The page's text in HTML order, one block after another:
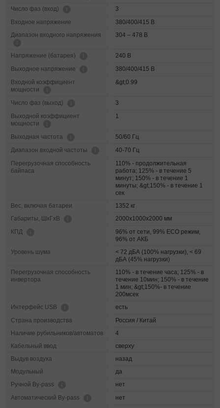
Число фаз (вход)
3
Входное напряжение
380/400/415 В
Диапазон входного напряжения
304 – 478 В
Напряжение (батарея)
240 В
Выходное напряжение
380/400/415 В
Входной коэффициент
мощности
&gt;0.99
Число фаз (выход)
3
Выходной коэффициент
мощности
1
Выходная частота
50/60 Гц
Диапазон входной частоты
40-70 Гц
Перегрузочная способность
байпаса
110% - продолжительная
работа; 125% - в течение 5
минут; 150% - в течение 1
минуты; &gt;150% - в течение 1
сек
Вес, включая батареи
1352 кг
Габариты, ШхГхВ
2000х1000х2000 мм
КПД
96% от сети, 99% ECO режим,
96% от АКБ
Уровень шума
< 72 дБА (100% нагрузки), < 69
дБА (45% нагрузки)
Перегрузочная способность
инвертора
110% - в течение часа; 125% - в
течение 10мин; 150% - в течение
1 мин; &gt;150%- в течение
200мсек
Интерфейс USB
есть
Страна производства
Россия / Китай
Наличие рубильников/автоматов
4
Кабельный ввод
сверху
Выдув воздуха
назад
Модульный
да
Ручной By-pass
нет
Автоматический By-pass
нет